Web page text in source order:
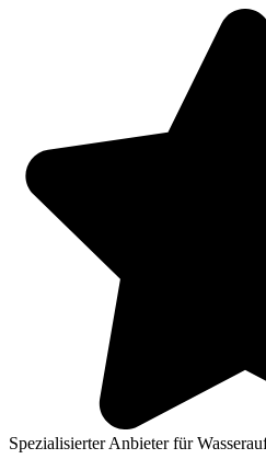
Spezialisierter Anbieter für